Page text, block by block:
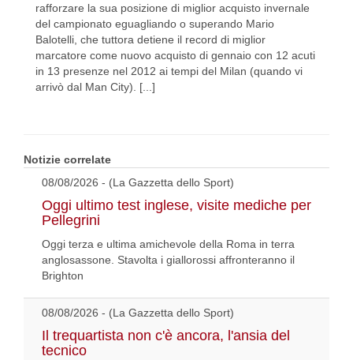
rafforzare la sua posizione di miglior acquisto invernale
del campionato eguagliando o superando Mario
Balotelli, che tuttora detiene il record di miglior
marcatore come nuovo acquisto di gennaio con 12 acuti
in 13 presenze nel 2012 ai tempi del Milan (quando vi
arrivò dal Man City). [...]
Notizie correlate
08/08/2026 - (La Gazzetta dello Sport)
Oggi ultimo test inglese, visite mediche per
Pellegrini
Oggi terza e ultima amichevole della Roma in terra
anglosassone. Stavolta i giallorossi affronteranno il
Brighton
08/08/2026 - (La Gazzetta dello Sport)
Il trequartista non c'è ancora, l'ansia del
tecnico